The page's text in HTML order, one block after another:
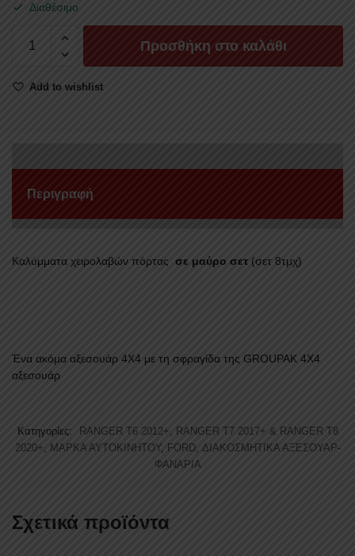
Διαθέσιμο
ΚΑΛΥΜΜΑΤΑ
ΧΕΙΡΟΛΑΒΩΝ
ΣΕ
502BL
FORD
RANGER
,
ποσότητα
Προσθήκη στο καλάθι
Add to wishlist
Περιγραφή
Καλύμματα χειρολαβών πόρτας σε μαύρο σετ (σετ 8τμχ)
Ένα ακόμα αξεσουάρ 4X4 με τη σφραγίδα της GROUPAK 4Χ4
αξεσουάρ
Κατηγορίες:
RANGER T6 2012+, RANGER T7 2017+ & RANGER T8
2020+
ΜΑΡΚΑ ΑΥΤΟΚΙΝΗΤΟΥ, FORD, ΔΙΑΚΟΣΜΗΤΙΚΑ ΑΞΕΣΟΥΑΡ-
ΦΑΝΑΡΙΑ
Σχετικά προϊόντα